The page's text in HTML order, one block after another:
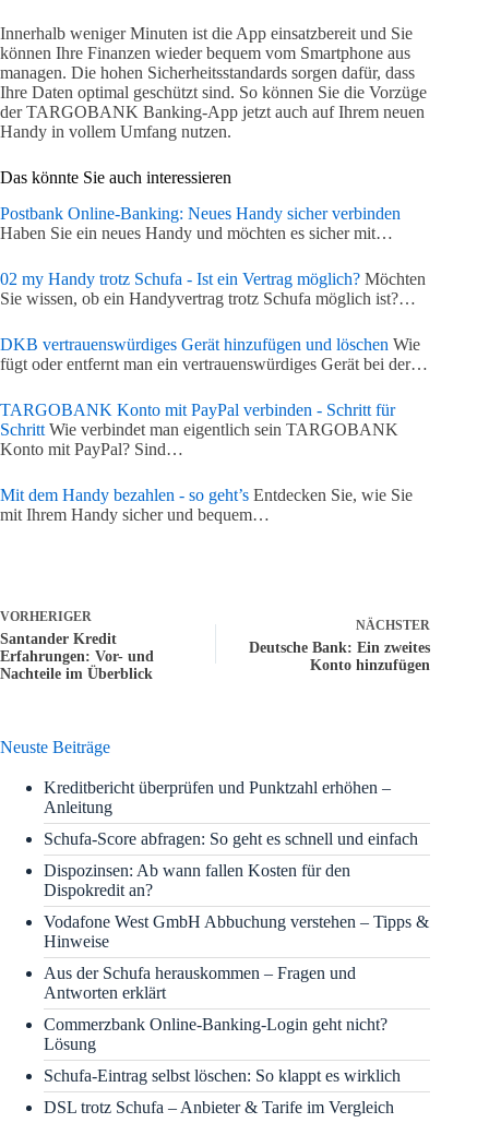
Innerhalb weniger Minuten ist die App einsatzbereit und Sie
können Ihre Finanzen wieder bequem vom Smartphone aus
managen. Die hohen Sicherheitsstandards sorgen dafür, dass
Ihre Daten optimal geschützt sind. So können Sie die Vorzüge
der TARGOBANK Banking-App jetzt auch auf Ihrem neuen
Handy in vollem Umfang nutzen.
Das könnte Sie auch interessieren
Postbank Online-Banking: Neues Handy sicher verbinden
Haben Sie ein neues Handy und möchten es sicher mit…
02 my Handy trotz Schufa - Ist ein Vertrag möglich? Möchten
Sie wissen, ob ein Handyvertrag trotz Schufa möglich ist?…
DKB vertrauenswürdiges Gerät hinzufügen und löschen Wie
fügt oder entfernt man ein vertrauenswürdiges Gerät bei der…
TARGOBANK Konto mit PayPal verbinden - Schritt für
Schritt Wie verbindet man eigentlich sein TARGOBANK
Konto mit PayPal? Sind…
Mit dem Handy bezahlen - so geht’s Entdecken Sie, wie Sie
mit Ihrem Handy sicher und bequem…
VORHERIGER
Santander Kredit
Erfahrungen: Vor- und
Nachteile im Überblick
NÄCHSTER
Deutsche Bank: Ein zweites
Konto hinzufügen
Neuste Beiträge
Kreditbericht überprüfen und Punktzahl erhöhen –
Anleitung
Schufa-Score abfragen: So geht es schnell und einfach
Dispozinsen: Ab wann fallen Kosten für den
Dispokredit an?
Vodafone West GmbH Abbuchung verstehen – Tipps &
Hinweise
Aus der Schufa herauskommen – Fragen und
Antworten erklärt
Commerzbank Online-Banking-Login geht nicht?
Lösung
Schufa-Eintrag selbst löschen: So klappt es wirklich
DSL trotz Schufa – Anbieter & Tarife im Vergleich